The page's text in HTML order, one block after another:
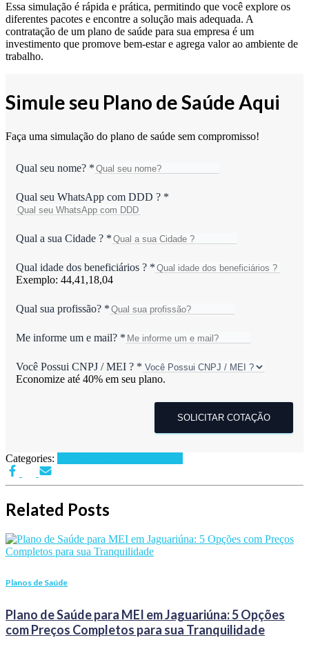
Essa simulação é rápida e prática, permitindo que você explore os
diferentes pacotes e encontre a solução mais adequada. A
contratação de um plano de saúde para sua empresa é um
investimento que promove bem-estar e agrega valor ao ambiente de
trabalho.
Simule seu Plano de Saúde Aqui
Faça uma simulação do plano de saúde sem compromisso!
Qual seu nome? *
Qual seu WhatsApp com DDD ? *
Qual a sua Cidade ? *
Qual idade dos beneficiários ? *
Exemplo: 44,41,18,04
Qual sua profissão? *
Me informe um e mail? *
Você Possui CNPJ / MEI ? *
Economize até 40% em seu plano.
SOLICITAR COTAÇÃO
Categories:
Related Posts
Planos de Saúde
Plano de Saúde para MEI em Jaguariúna: 5 Opções
com Preços Completos para sua Tranquilidade